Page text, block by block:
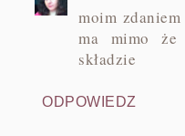
moim
ma mimo
składzie
ODPOWIEDZ